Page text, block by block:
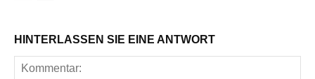
HINTERLASSEN SIE EINE ANTWORT